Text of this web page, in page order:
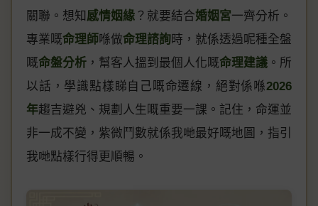
關聯。想知 感情姻緣 ？就要結合婚姻宮一齊分析。
專業嘅命理師喺做命理諮詢時，就係透過呢種全盤
嘅命盤分析 ，幫客人搵到最個人化嘅命理建議 。所
以話，學識點樣睇自己嘅命遷線，絕對係喺2026
年趨吉避兇、規劃人生嘅重要一課。記住，命運並
非一成不變，紫微鬥數就係我哋最好嘅地圖，指引
我哋點樣行得更順暢。